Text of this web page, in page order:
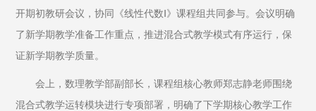
开期初教研会议，协同《线性代数Ⅰ》课程组共同参与。会议明确
了新学期教学准备工作重点，推进混合式教学模式有序运行，保
证新学期教学质量。
会上，数理教学部副部长，课程组核心教师郑志静老师围绕
混合式教学运转模块进行专项部署，明确了下学期核心教学工作